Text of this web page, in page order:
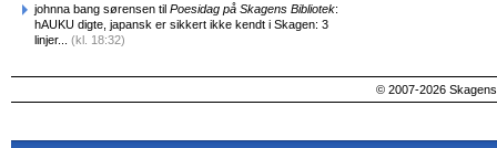
johnna bang sørensen til Poesidag på Skagens Bibliotek:
hAUKU digte, japansk er sikkert ikke kendt i Skagen: 3
linjer... (kl. 18:32)
© 2007-2026